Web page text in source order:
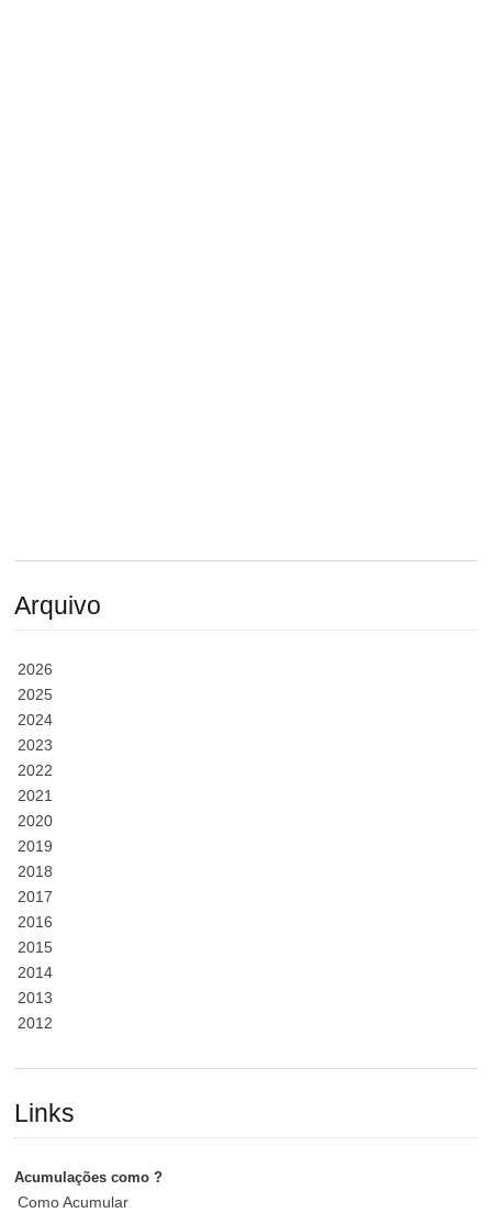
Arquivo
2026
2025
2024
2023
2022
2021
2020
2019
2018
2017
2016
2015
2014
2013
2012
Links
Acumulações como ?
Como Acumular